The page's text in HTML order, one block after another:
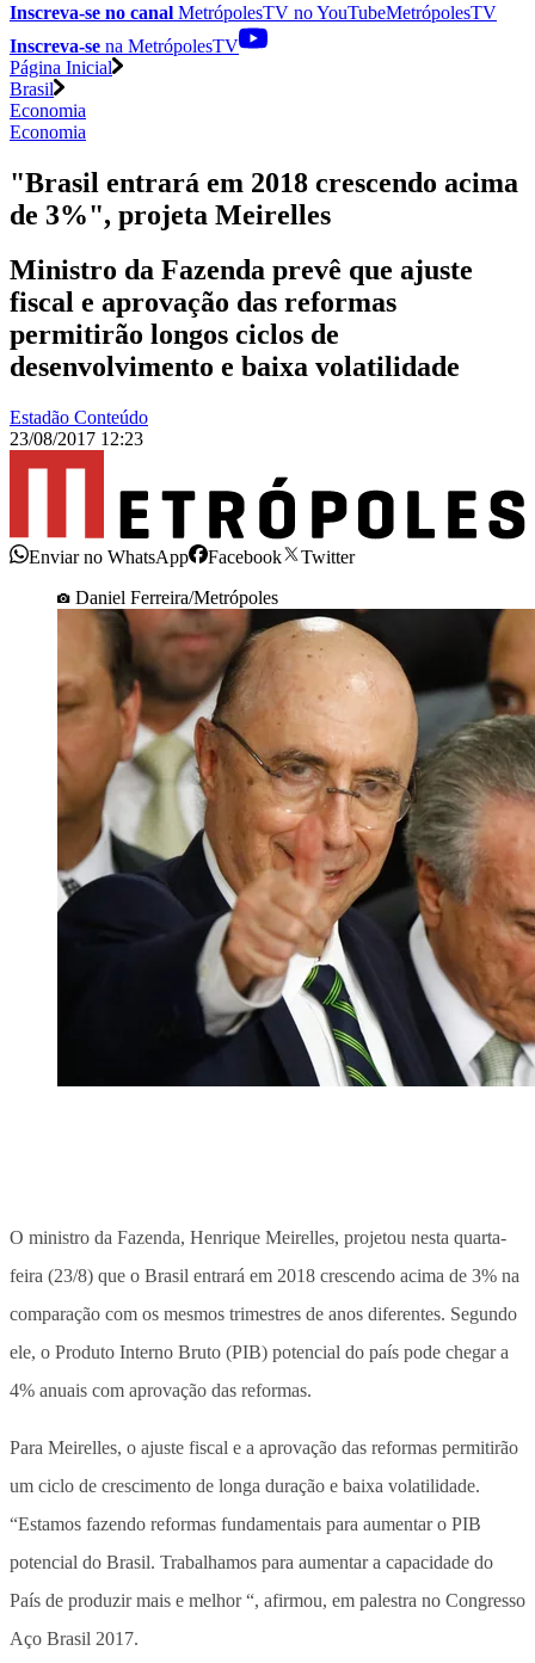
Inscreva-se no canal MetrópolesTV noYouTubeMetrópolesTV
Inscreva-se na MetrópolesTV
Página Inicial
Brasil
Economia
Economia
"Brasil entrará em 2018 crescendo acima
de 3%", projeta Meirelles
Ministro da Fazenda prevê que ajuste
fiscal e aprovação das reformas
permitirão longos ciclos de
desenvolvimento e baixa volatilidade
Estadão Conteúdo
23/08/2017 12:23
Enviar no WhatsApp Facebook
Twitter
Daniel Ferreira/Metrópoles
O ministro da Fazenda, Henrique Meirelles, projetou nesta quarta-
feira (23/8) que o Brasil entrará em 2018 crescendo acima de 3% na
comparação com os mesmos trimestres de anos diferentes. Segundo
ele, o Produto Interno Bruto (PIB) potencial do país pode chegar a
4% anuais com aprovação das reformas.
Para Meirelles, o ajuste fiscal e a aprovação das reformas permitirão
um ciclo de crescimento de longa duração e baixa volatilidade.
“Estamos fazendo reformas fundamentais para aumentar o PIB
potencial do Brasil. Trabalhamos para aumentar a capacidade do
País de produzir mais e melhor “, afirmou, em palestra no Congresso
Aço Brasil 2017.